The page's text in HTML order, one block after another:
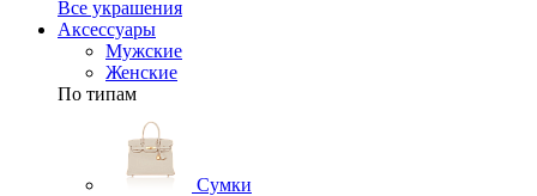
Все украшения
Аксессуары
Мужские
Женские
По типам
Сумки